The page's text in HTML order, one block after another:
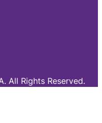
All Rights Reserved.